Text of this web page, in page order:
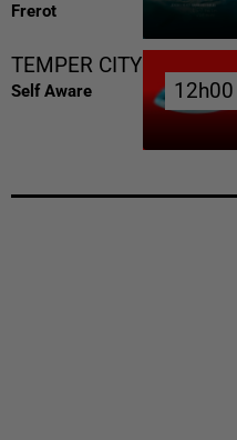
Frerot
TEMPER CITY
Self Aware 12h00
12h00